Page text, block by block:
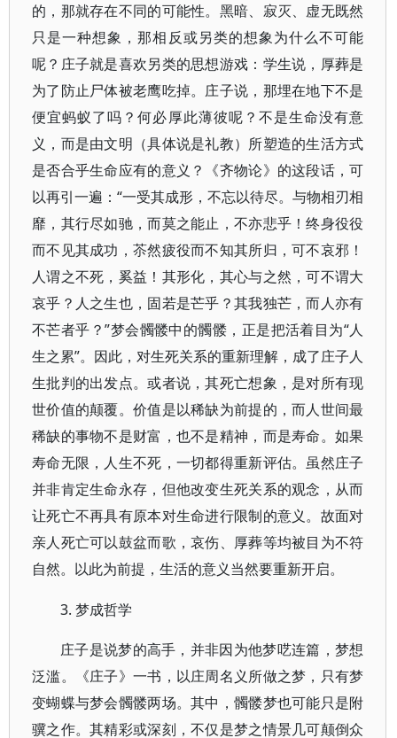
的，那就存在不同的可能性。黑暗、寂灭、虚无既然
只是一种想象，那相反或另类的想象为什么不可能
呢？庄子就是喜欢另类的思想游戏：学生说，厚葬是
为了防止尸体被老鹰吃掉。庄子说，那埋在地下不是
便宜蚂蚁了吗？何必厚此薄彼呢？不是生命没有意
义，而是由文明（具体说是礼教）所塑造的生活方式
是否合乎生命应有的意义？《齐物论》的这段话，可
以再引一遍：“一受其成形，不忘以待尽。与物相刃相
靡，其行尽如驰，而莫之能止，不亦悲乎！终身役役
而不见其成功，苶然疲役而不知其所归，可不哀邪！
人谓之不死，奚益！其形化，其心与之然，可不谓大
哀乎？人之生也，固若是芒乎？其我独芒，而人亦有
不芒者乎？”梦会髑髅中的髑髅，正是把活着目为“人
生之累”。因此，对生死关系的重新理解，成了庄子人
生批判的出发点。或者说，其死亡想象，是对所有现
世价值的颠覆。价值是以稀缺为前提的，而人世间最
稀缺的事物不是财富，也不是精神，而是寿命。如果
寿命无限，人生不死，一切都得重新评估。虽然庄子
并非肯定生命永存，但他改变生死关系的观念，从而
让死亡不再具有原本对生命进行限制的意义。故面对
亲人死亡可以鼓盆而歌，哀伤、厚葬等均被目为不符
自然。以此为前提，生活的意义当然要重新开启。
3. 梦成哲学
庄子是说梦的高手，并非因为他梦呓连篇，梦想
泛滥。《庄子》一书，以庄周名义所做之梦，只有梦
变蝴蝶与梦会髑髅两场。其中，髑髅梦也可能只是附
骥之作。其精彩或深刻，不仅是梦之情景几可颠倒众